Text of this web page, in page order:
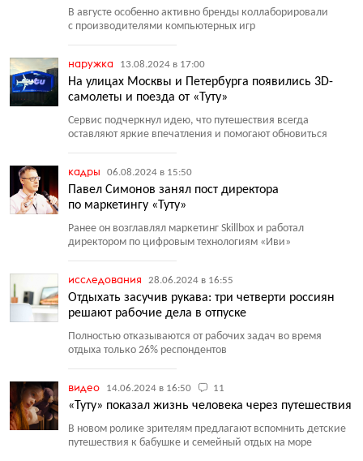
В августе особенно активно бренды коллаборировали
с производителями компьютерных игр
наружка 13.08.2024 в 17:00
На улицах Москвы и Петербурга появились 3D-
самолеты и поезда от «Туту»
Сервис подчеркнул идею, что путешествия всегда
оставляют яркие впечатления и помогают обновиться
кадры 06.08.2024 в 15:50
Павел Симонов занял пост директора
по маркетингу «Туту»
Ранее он возглавлял маркетинг Skillbox и работал
директором по цифровым технологиям «Иви»
исследования 28.06.2024 в 16:55
Отдыхать засучив рукава: три четверти россиян
решают рабочие дела в отпуске
Полностью отказываются от рабочих задач во время
отдыха только 26% респондентов
видео 14.06.2024 в 16:50 11
«Туту» показал жизнь человека через путешествия
В новом ролике зрителям предлагают вспомнить детские
путешествия к бабушке и семейный отдых на море